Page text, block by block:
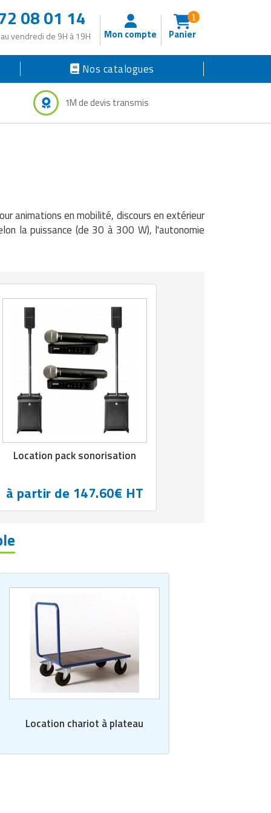
08 01 14
vendredi de 9H à 19H Mon compte Panier
1
Nos catalogues
1M de devis transmis
animations en mobilité, discours en extérieur
la puissance (de 30 à 300 W), l'autonomie
Location pack sonorisation
à partir de 147.60€ HT
Location chariot à plateau